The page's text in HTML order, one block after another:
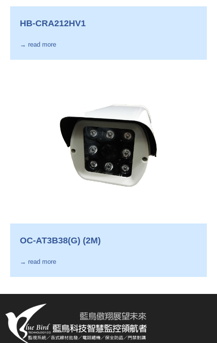
HB-CRA212HV1
→ read more
OC-AT3B38(G) (2M)
→ read more